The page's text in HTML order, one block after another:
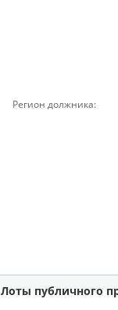
Регион должника:
Лоты публичного